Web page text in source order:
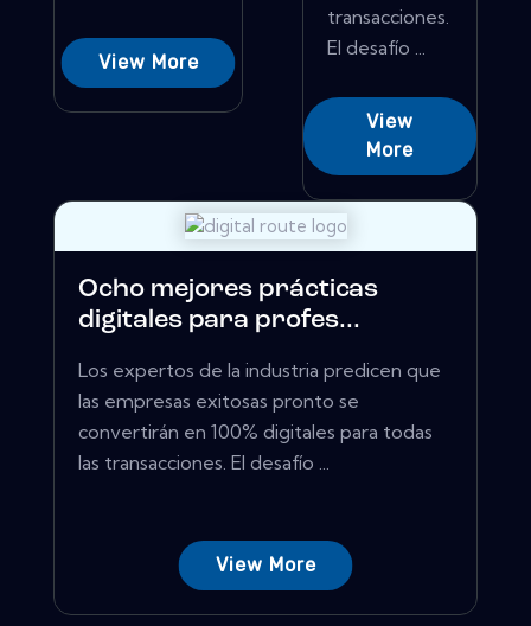
View More
transacciones.
El desafío ...
View
More
Ocho mejores prácticas
digitales para profes...
Los expertos de la industria predicen que
las empresas exitosas pronto se
convertirán en 100% digitales para todas
las transacciones. El desafío ...
View More